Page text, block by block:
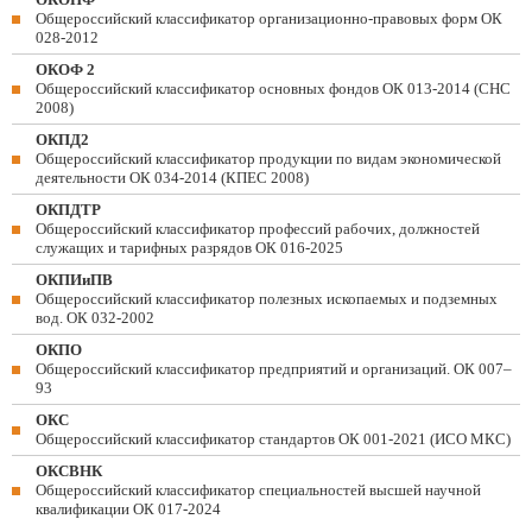
Общероссийский классификатор организационно-правовых форм ОК
028-2012
ОКОФ 2
Общероссийский классификатор основных фондов ОК 013-2014 (СНС
2008)
ОКПД2
Общероссийский классификатор продукции по видам экономической
деятельности ОК 034-2014 (КПЕС 2008)
ОКПДТР
Общероссийский классификатор профессий рабочих, должностей
служащих и тарифных разрядов ОК 016-2025
ОКПИиПВ
Общероссийский классификатор полезных ископаемых и подземных
вод. ОК 032-2002
ОКПО
Общероссийский классификатор предприятий и организаций. ОК 007–
93
ОКС
Общероссийский классификатор стандартов ОК 001-2021 (ИСО МКС)
ОКСВНК
Общероссийский классификатор специальностей высшей научной
квалификации ОК 017-2024